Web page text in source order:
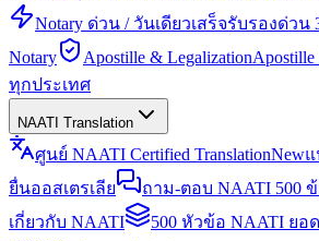
Notary ด่วน / วันเดียวเสร็จรับรองด่วน
Notary
Apostille & Legalization
ทุกประเทศ
NAATI Translation
ศูนย์ NAATI Certified TranslationNewแ
ยื่นออสเตรเลีย
ถาม-ตอบ NAATI 500
เกี่ยวกับ NAATI
500 หัวข้อ NAATI ยอ